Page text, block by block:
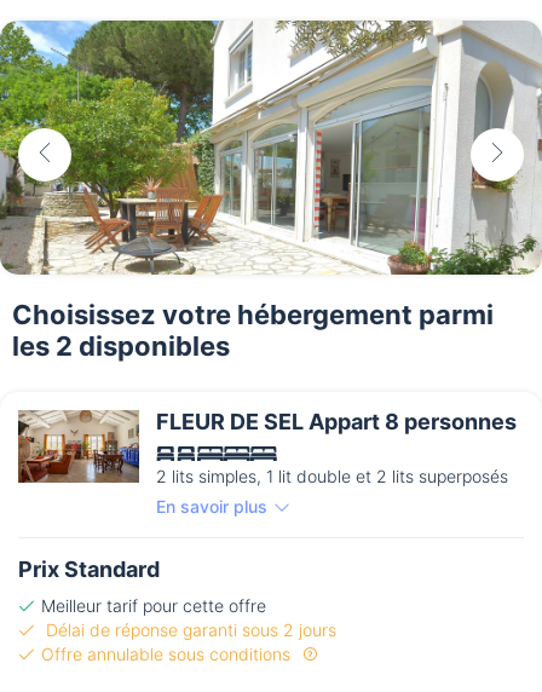
Choisissez votre hébergement parmi
les 2 disponibles
FLEUR DE SEL Appart 8 personnes
2 lits simples, 1 lit double et 2 lits superposés
En savoir plus
Prix Standard
Meilleur tarif pour cette offre
Délai de réponse garanti sous 2 jours
Offre annulable sous conditions